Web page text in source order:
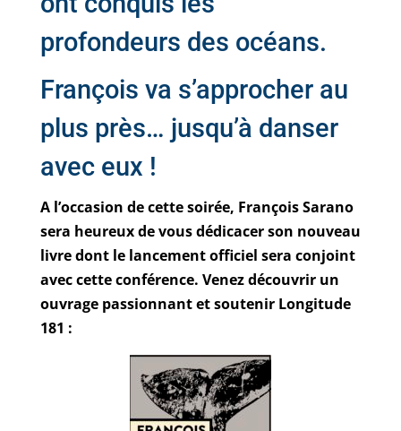
profondeurs des océans.
François va s’approcher au
plus près… jusqu’à danser
avec eux !
A l’occasion de cette soirée, François Sarano
sera heureux de vous dédicacer son nouveau
livre dont le lancement officiel sera conjoint
avec cette conférence. Venez découvrir un
ouvrage passionnant et soutenir Longitude
181 :